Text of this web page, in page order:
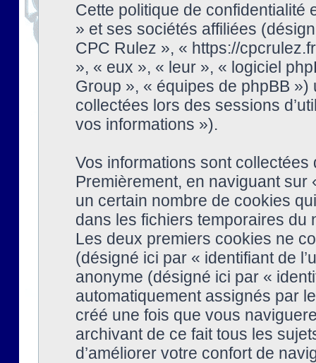
Cette politique de confidentialité
» et ses sociétés affiliées
CPC Rulez », « https://
», « eux », « leur », « logiciel
Group », « équipes de phpBB
collectées lors des sessions
vos informations »).
Vos informations sont
Premièrement, en naviguant
un certain nombre de cookies
dans les fichiers temporaires du
Les deux premiers cookies ne
(désigné ici par « identifiant de
anonyme (désigné ici par «
automatiquement assignés par
créé une fois que vous
archivant de ce fait tous les
d’améliorer votre confort de